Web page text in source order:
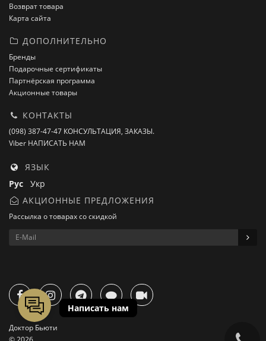
Возврат товара
Карта сайта
ДОПОЛНИТЕЛЬНО
Бренды
Подарочные сертификаты
Партнёрская программа
Акционные товары
КОНТАКТЫ
(098) 387-47-47 КОНСУЛЬТАЦИЯ, ЗАКАЗЫ.
Viber НАПИСАТЬ НАМ
ЯЗЫК
Рус Укр
АКЦИОННЫЕ ПРЕДЛОЖЕНИЯ
Рассылка о товарах со скидкой
Доктор Бьюти